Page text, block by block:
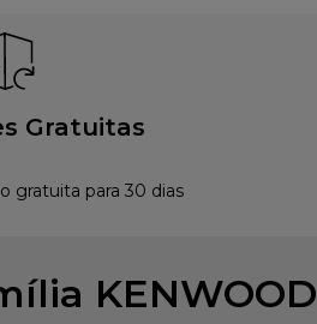
Gratuitas
gratuita para 30 dias
KENWOOD